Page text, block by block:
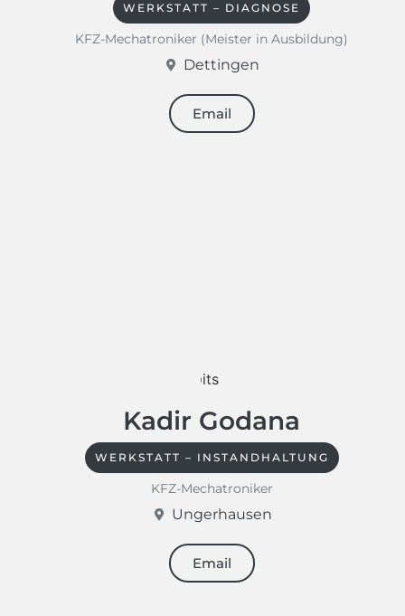
WERKSTATT – DIAGNOSE
KFZ-Mechatroniker (Meister in Ausbildung)
Dettingen
Email
Kadir Godana
WERKSTATT – INSTANDHALTUNG
KFZ-Mechatroniker
Ungerhausen
Email